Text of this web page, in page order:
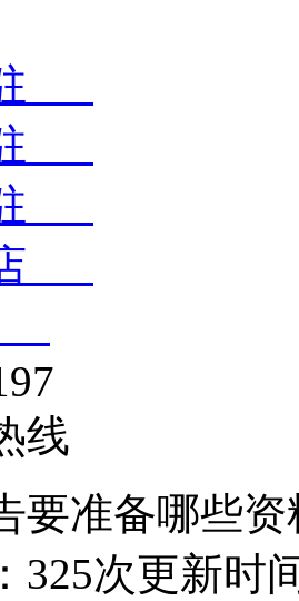
驻
驻
驻
店
线
要准备哪些资
325次更新时